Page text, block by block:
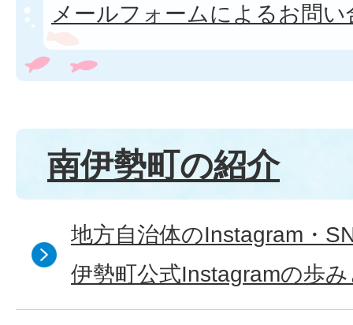
メールフォームによるお問い
南伊勢町の紹介
地方自治体のInstagram・
伊勢町公式Instagramの歩